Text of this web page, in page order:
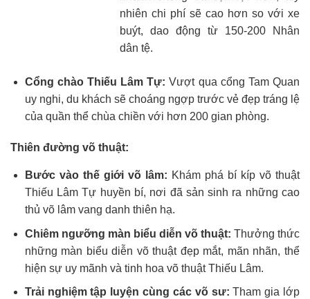
nhiên chi phí sẽ cao hơn so với xe
buýt, dao động từ 150-200 Nhân
dân tệ.
Cổng chào Thiếu Lâm Tự: Vượt qua cổng Tam Quan
uy nghi, du khách sẽ choáng ngợp trước vẻ đẹp tráng lệ
của quần thể chùa chiền với hơn 200 gian phòng.
Thiên đường võ thuật:
Bước vào thế giới võ lâm: Khám phá bí kíp võ thuật
Thiếu Lâm Tự huyền bí, nơi đã sản sinh ra những cao
thủ võ lâm vang danh thiên hạ.
Chiêm ngưỡng màn biểu diễn võ thuật: Thưởng thức
những màn biểu diễn võ thuật đẹp mắt, mãn nhãn, thể
hiện sự uy mãnh và tinh hoa võ thuật Thiếu Lâm.
Trải nghiệm tập luyện cùng các võ sư: Tham gia lớp